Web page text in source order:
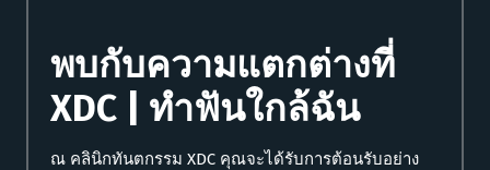
พบกับความแตกต่างที่
XDC | ทำฟันใกล้ฉัน
ณ คลินิกทันตกรรม XDC คุณจะได้รับการต้อนรับอย่าง